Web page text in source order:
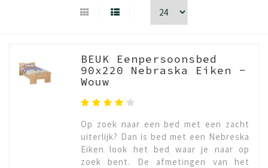
BEUK Eenpersoonsbed
90x220 Nebraska Eiken -
Wouw
Op zoek naar een bed met een zacht
uiterlijk? Dan is bed met een Nebreska
Eiken look het bed waar je naar op
zoek bent. De afmetingen van het